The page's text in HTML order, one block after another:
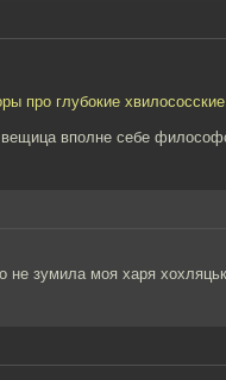
про глубокие
вполне себе
зумила моя харя